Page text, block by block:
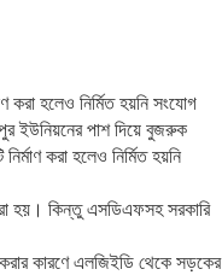
করা হলেও নির্মিত হয়নি সংযোগ
ইউনিয়নের পাশ দিয়ে বুজরুক
করা হলেও নির্মিত হয়নি
হয়। কিন্তু এসডিএফসহ সরকারি
কারণে এলজিইডি থেকে সড়কের